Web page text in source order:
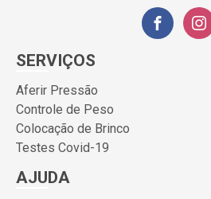
SERVIÇOS
Aferir Pressão
Controle de Peso
Colocação de Brinco
Testes Covid-19
AJUDA